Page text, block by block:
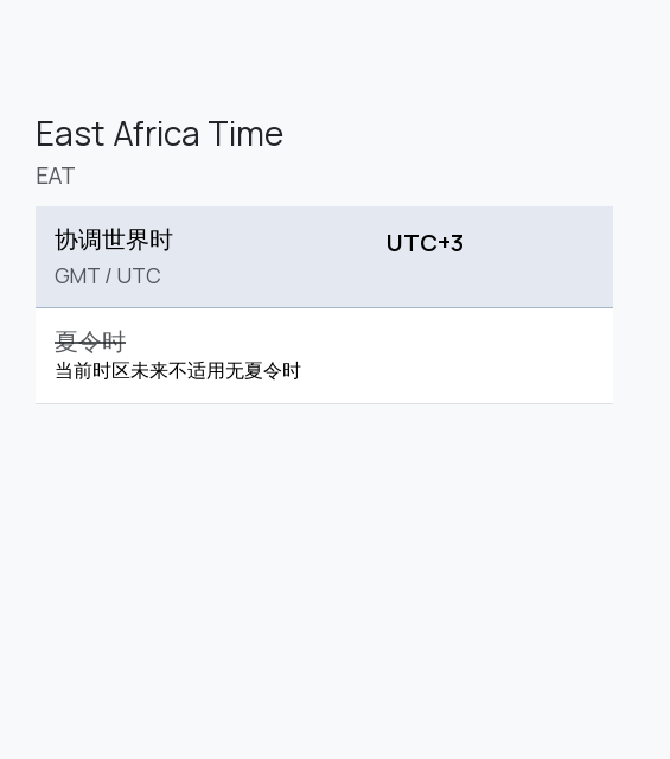
East Africa Time
EAT
协调世界时
GMT / UTC
UTC+3
夏令时
当前时区未来不适用无夏令时